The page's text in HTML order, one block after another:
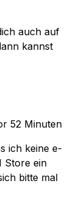
auch auf
kannst
52 Minuten
ich keine e-
Store ein
bitte mal